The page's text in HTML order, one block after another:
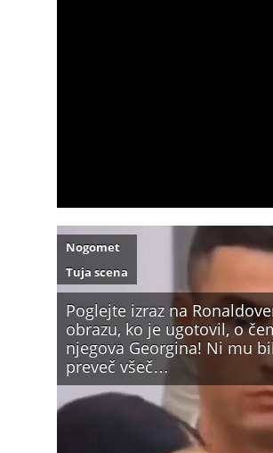
Poglejte izraz na
obrazu, ko je ugotovil, o
njegova Georgina! Ni mu
preveč všeč…
Nogomet
Tuja scena